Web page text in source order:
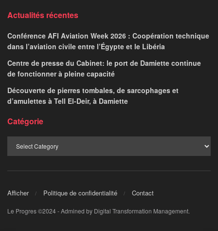
Actualités récentes
Conférence AFI Aviation Week 2026 : Coopération technique
dans l’aviation civile entre l’Égypte et le Libéria
Centre de presse du Cabinet: le port de Damiette continue
de fonctionner à pleine capacité
Découverte de pierres tombales, de sarcophages et
d’amulettes à Tell El-Deir, à Damiette
Catégorie
Afficher Politique de confidentialité Contact
Le Progres ©2024 - Admined by Digital Transformation Management.